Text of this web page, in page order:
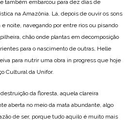
também embarcou para dez dias de
na Amazônia. Lá, depois de ouvir os sons
e noite, navegando por entre rios ou pisando
chão onde plantas em decomposição
para o nascimento de outras, Helle
para nutrir uma obra in progress que hoje
Cultural da Unifor.
destruição da floresta, aquela clareira
aberta no meio da mata abundante, algo
de ser, porque tudo aquilo é muito mais